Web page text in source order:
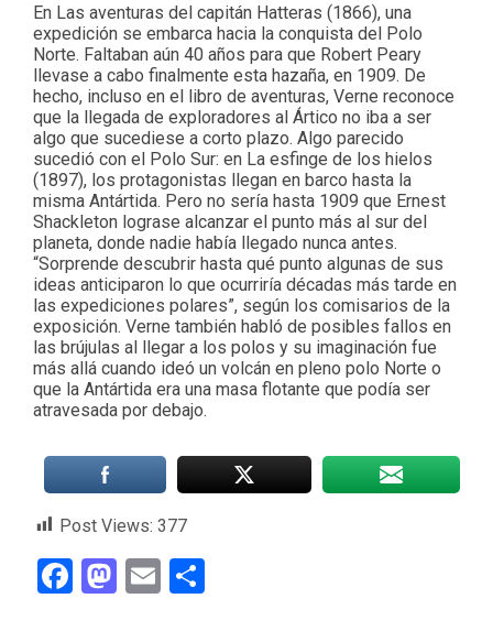
En Las aventuras del capitán Hatteras (1866), una
expedición se embarca hacia la conquista del Polo
Norte. Faltaban aún 40 años para que Robert Peary
llevase a cabo finalmente esta hazaña, en 1909. De
hecho, incluso en el libro de aventuras, Verne reconoce
que la llegada de exploradores al Ártico no iba a ser
algo que sucediese a corto plazo. Algo parecido
sucedió con el Polo Sur: en La esfinge de los hielos
(1897), los protagonistas llegan en barco hasta la
misma Antártida. Pero no sería hasta 1909 que Ernest
Shackleton lograse alcanzar el punto más al sur del
planeta, donde nadie había llegado nunca antes.
“Sorprende descubrir hasta qué punto algunas de sus
ideas anticiparon lo que ocurriría décadas más tarde en
las expediciones polares”, según los comisarios de la
exposición. Verne también habló de posibles fallos en
las brújulas al llegar a los polos y su imaginación fue
más allá cuando ideó un volcán en pleno polo Norte o
que la Antártida era una masa flotante que podía ser
atravesada por debajo.
Post Views: 377
Facebook
Mastodon
Email